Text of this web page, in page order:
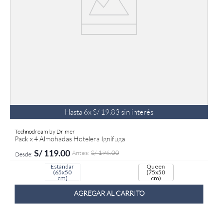
Hasta 6xS/ 19 83 sin interés
Technodream by Drimer
Pack x 4 Almohadas Hotelera Ignífuga
S/119.00 S/196.00
Estándar
(65x50
cm)
Queen
(75x50
cm)
AGREGAR AL CARRITO